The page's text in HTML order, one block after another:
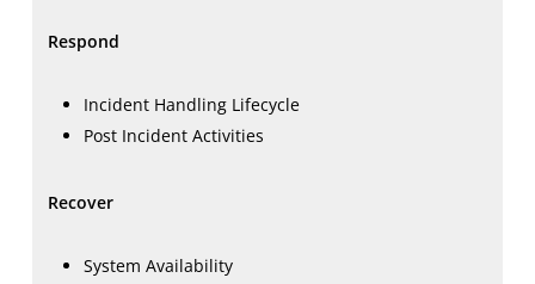
Respond
Incident Handling Lifecycle
Post Incident Activities
Recover
System Availability